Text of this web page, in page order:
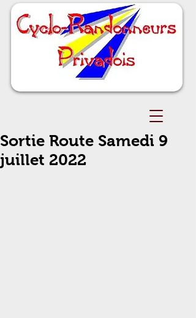
Sortie Route Samedi 9
juillet 2022